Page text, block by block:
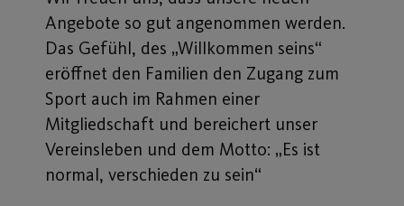
Angebote so gut angenommen werden.
Das Gefühl, des „Willkommen seins“
eröffnet den Familien den Zugang zum
Sport auch im Rahmen einer
Mitgliedschaft und bereichert unser
Vereinsleben und dem Motto: „Es ist
normal, verschieden zu sein“